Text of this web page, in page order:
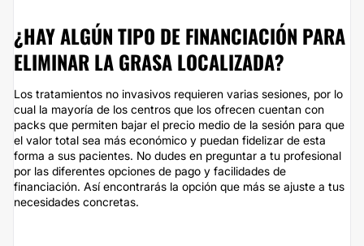
¿HAY ALGÚN TIPO DE FINANCIACIÓN PARA
ELIMINAR LA GRASA LOCALIZADA?
Los tratamientos no invasivos requieren varias sesiones, por lo
cual la mayoría de los centros que los ofrecen cuentan con
packs que permiten bajar el precio medio de la sesión para que
el valor total sea más económico y puedan fidelizar de esta
forma a sus pacientes. No dudes en preguntar a tu profesional
por las diferentes opciones de pago y facilidades de
financiación. Así encontrarás la opción que más se ajuste a tus
necesidades concretas.